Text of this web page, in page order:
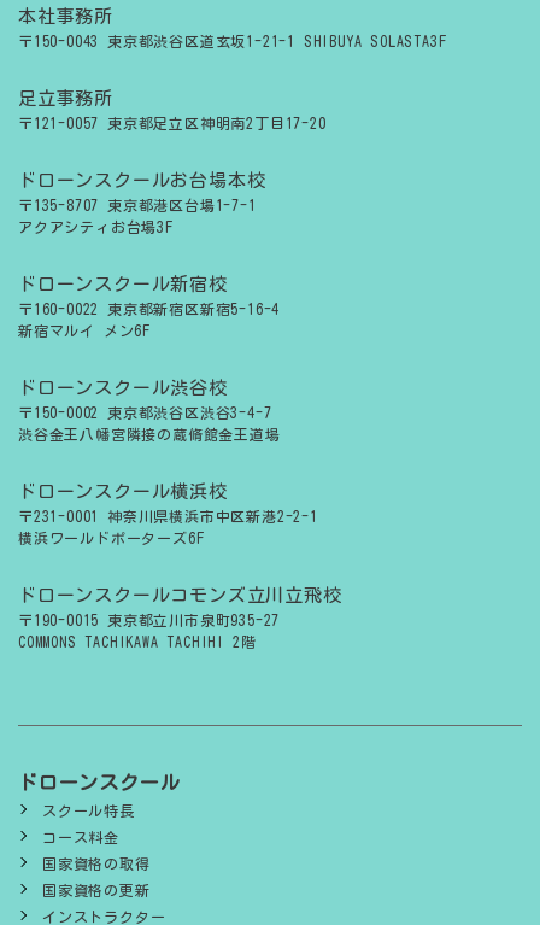
本社事務所
〒150-0043 東京都渋谷区道玄坂1-21-1 SHIBUYA SOLASTA3F
足立事務所
〒121-0057 東京都足立区神明南2丁目17-20
ドローンスクールお台場本校
〒135-8707 東京都港区台場1-7-1
アクアシティお台場3F
ドローンスクール新宿校
〒160-0022 東京都新宿区新宿5-16-4
新宿マルイ メン6F
ドローンスクール渋谷校
〒150-0002 東京都渋谷区渋谷3-4-7
渋谷金王八幡宮隣接の蔵脩館金王道場
ドローンスクール横浜校
〒231-0001 神奈川県横浜市中区新港2-2-1
横浜ワールドポーターズ6F
ドローンスクールコモンズ立川立飛校
〒190-0015 東京都立川市泉町935-27
COMMONS TACHIKAWA TACHIHI 2階
ドローンスクール
スクール特長
コース料金
国家資格の取得
国家資格の更新
インストラクター